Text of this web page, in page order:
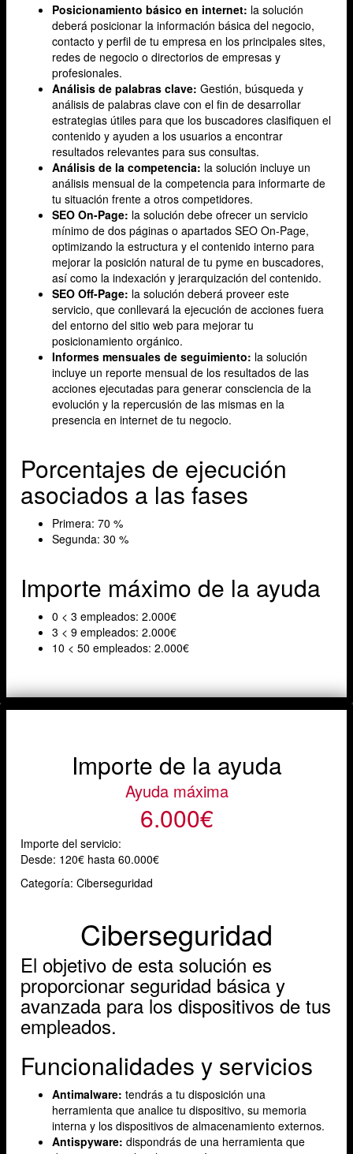
Posicionamiento básico en internet: la solución
deberá posicionar la información básica del negocio,
contacto y perfil de tu empresa en los principales sites,
redes de negocio o directorios de empresas y
profesionales.
Análisis de palabras clave: Gestión, búsqueda y
análisis de palabras clave con el fin de desarrollar
estrategias útiles para que los buscadores clasifiquen el
contenido y ayuden a los usuarios a encontrar
resultados relevantes para sus consultas.
Análisis de la competencia: la solución incluye un
análisis mensual de la competencia para informarte de
tu situación frente a otros competidores.
SEO On-Page: la solución debe ofrecer un servicio
mínimo de dos páginas o apartados SEO On-Page,
optimizando la estructura y el contenido interno para
mejorar la posición natural de tu pyme en buscadores,
así como la indexación y jerarquización del contenido.
SEO Off-Page: la solución deberá proveer este
servicio, que conllevará la ejecución de acciones fuera
del entorno del sitio web para mejorar tu
posicionamiento orgánico.
Informes mensuales de seguimiento: la solución
incluye un reporte mensual de los resultados de las
acciones ejecutadas para generar consciencia de la
evolución y la repercusión de las mismas en la
presencia en internet de tu negocio.
Porcentajes de ejecución
asociados a las fases
Primera: 70 %
Segunda: 30 %
Importe máximo de la ayuda
0 < 3 empleados: 2.000€
3 < 9 empleados: 2.000€
10 < 50 empleados: 2.000€
Importe de la ayuda
Ayuda máxima
6.000€
Importe del servicio:
Desde: 120€ hasta 60.000€
Categoría: Ciberseguridad
Ciberseguridad
El objetivo de esta solución es
proporcionar seguridad básica y
avanzada para los dispositivos de tus
empleados.
Funcionalidades y servicios
Antimalware: tendrás a tu disposición una
herramienta que analice tu dispositivo, su memoria
interna y los dispositivos de almacenamiento externos.
Antispyware: dispondrás de una herramienta que